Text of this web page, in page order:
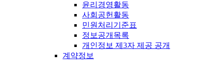
윤리경영활동
사회공헌활동
민원처리기준표
정보공개목록
개인정보 제3자 제공 공개
계약정보